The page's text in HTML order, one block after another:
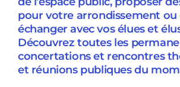
pour votre arrondissement ou
échanger avec vos élues et
Découvrez toutes les
concertations et rencontres
et réunions publiques du